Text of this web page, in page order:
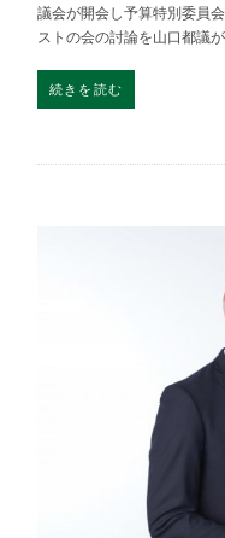
議会が開会し予算特別委員
ストの会の討論を山口都議
続きを読む